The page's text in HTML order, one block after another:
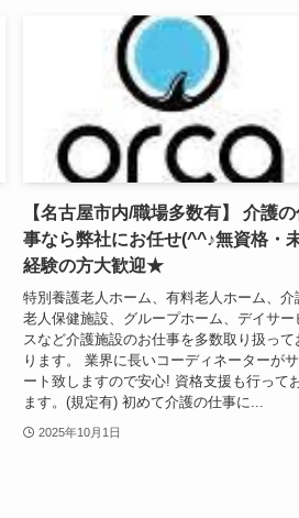
【名古屋市内/職場多数有】 介護
事なら弊社にお任せ(^^♪無資格・
経験の方大歓迎★
特別養護老人ホーム、有料老人ホーム、介
老人保健施設、グループホーム、デイサー
スなど介護施設のお仕事を多数取り扱って
ります。 業界に長いコーディネーターが
ート致しますので安心! 資格支援も行って
ます。(規定有) 初めて介護の仕事に...
2025年10月1日